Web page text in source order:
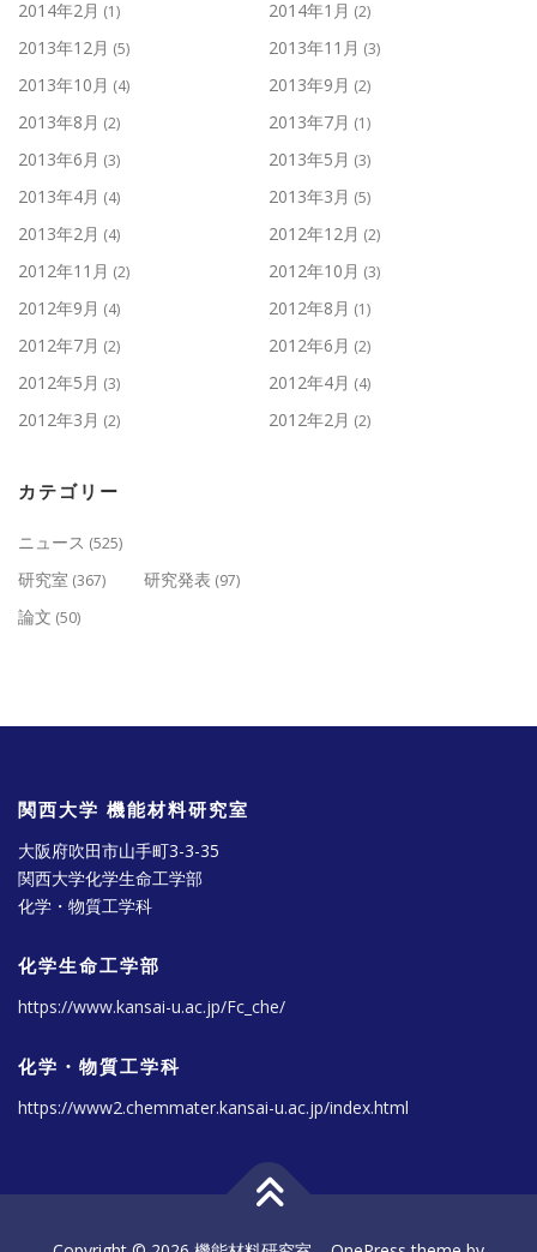
2014年2月 (1) 2014年1月 (2)
2013年12月 (5) 2013年11月 (3)
2013年10月 (4) 2013年9月 (2)
2013年8月 (2) 2013年7月 (1)
2013年6月 (3) 2013年5月 (3)
2013年4月 (4) 2013年3月 (5)
2013年2月 (4) 2012年12月 (2)
2012年11月 (2) 2012年10月 (3)
2012年9月 (4) 2012年8月 (1)
2012年7月 (2) 2012年6月 (2)
2012年5月 (3) 2012年4月 (4)
2012年3月 (2) 2012年2月 (2)
カテゴリー
ニュース (525)
研究室 (367) 研究発表 (97)
論文 (50)
関西大学 機能材料研究室
大阪府吹田市山手町3-3-35
関西大学化学生命工学部
化学・物質工学科
化学生命工学部
https://www.kansai-u.ac.jp/Fc_che/
化学・物質工学科
https://www2.chemmater.kansai-u.ac.jp/index.html